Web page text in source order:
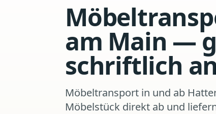
am Main —
schriftlich
Möbeltransport in und ab
Möbelstück direkt ab und